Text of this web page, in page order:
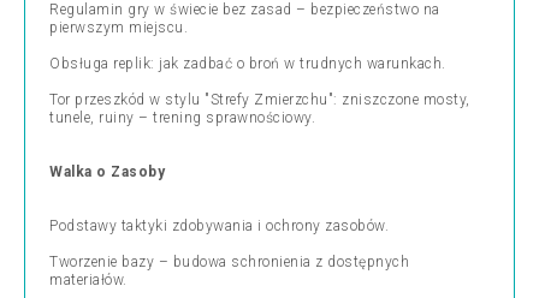
Regulamin gry w świecie bez zasad – bezpieczeństwo na
pierwszym miejscu.
Obsługa replik: jak zadbać o broń w trudnych warunkach.
Tor przeszkód w stylu "Strefy Zmierzchu": zniszczone mosty,
tunele, ruiny – trening sprawnościowy.
Walka o Zasoby
Podstawy taktyki zdobywania i ochrony zasobów.
Tworzenie bazy – budowa schronienia z dostępnych
materiałów.